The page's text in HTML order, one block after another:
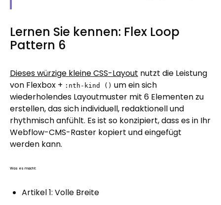
Lernen Sie kennen: Flex Loop
Pattern 6
Dieses würzige kleine CSS-Layout nutzt die Leistung
von Flexbox + :nth-kind () um ein sich
wiederholendes Layoutmuster mit 6 Elementen zu
erstellen, das sich individuell, redaktionell und
rhythmisch anfühlt. Es ist so konzipiert, dass es in Ihr
Webflow-CMS-Raster kopiert und eingefügt
werden kann.
Was es macht:
Artikel 1: Volle Breite